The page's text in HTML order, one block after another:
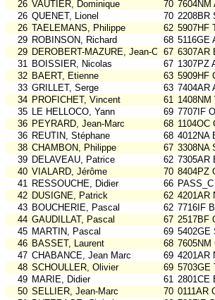
26 VAUTIER, Dominique 70 7604NM
26 QUENET, Lionel 70 2208BR
26 TAELEMANS, Philippe 62 5907HF
29 ROBINSON, Richard 68 5116GE
29 DEROBERT-MAZURE, Jean-Charles
67 6307AR
31 BOISSIER, Nicolas 67 1307PZ
32 BAERT, Etienne 63 5909HF
33 GRILLET, Serge 63 7404AR
34 PROFICHET, Vincent 61 1408NM
35 LE HELLOCO, Yann 69 7707IF
36 PEYRARD, Jean-Marc 68 1104OC
36 REUTIN, Stéphane 68 4012NA
38 CHAMBON, Philippe 67 3308NA
39 DELAVEAU, Patrice 62 7305AR
40 VIALARD, Jérôme 70 8404PZ
41 RESSOUCHE, Didier 66
42 DUSIGNE, Patrick 62 4201AR
43 BOUCHERIE, Pascal 62 7716IF
44 GAUDILLAT, Pascal 67 2517BF
45 MARTIN, Pascal 69 5402GE
46 BASSET, Laurent 68 7605NM
47 CHABANCE, Jean Marc 69 4201AR
48 SCHOULLER, Olivier 69 5703GE
49 MARIE, Didier 61 2801CE
50 SELLIER, Jean-Marc 70 0111AR